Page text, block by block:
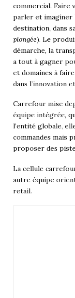
commercial. Faire
parler et
destination, dans
plongée). Le
démarche, la
a tout à gagner
et domaines à
dans l’innovation
Carrefour mise
équipe intégrée,
l’entité globale,
commandes mais
proposer des
La cellule
autre équipe
retail.